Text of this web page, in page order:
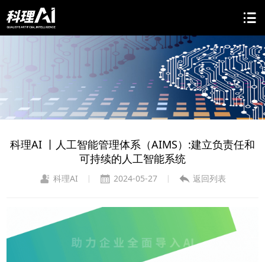
科理AI 丨人工智能管理体系（AIMS）:建立负责任和
可持续的人工智能系统
科理AI | 2024-05-27 | 返回列表